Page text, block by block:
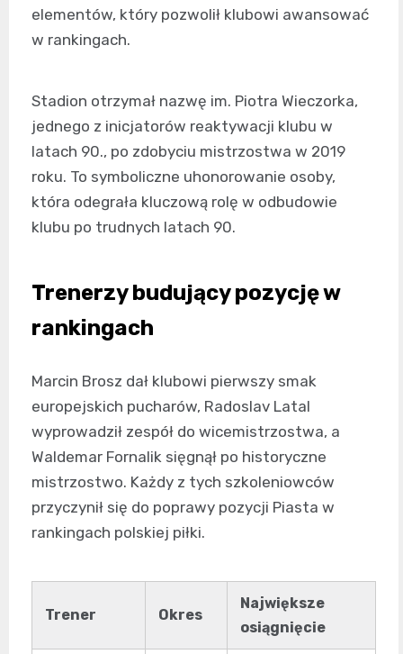
elementów, który pozwolił klubowi awansować
w rankingach.
Stadion otrzymał nazwę im. Piotra Wieczorka,
jednego z inicjatorów reaktywacji klubu w
latach 90., po zdobyciu mistrzostwa w 2019
roku. To symboliczne uhonorowanie osoby,
która odegrała kluczową rolę w odbudowie
klubu po trudnych latach 90.
Trenerzy budujący pozycję w
rankingach
Marcin Brosz dał klubowi pierwszy smak
europejskich pucharów, Radoslav Latal
wyprowadził zespół do wicemistrzostwa, a
Waldemar Fornalik sięgnął po historyczne
mistrzostwo. Każdy z tych szkoleniowców
przyczynił się do poprawy pozycji Piasta w
rankingach polskiej piłki.
Trener Okres
Największe
osiągnięcie